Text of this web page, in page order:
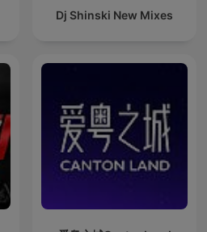
Dj Shinski New Mixes